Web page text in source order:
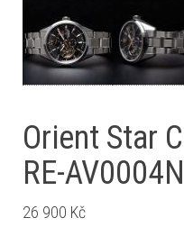
Orient Star
RE-AV0004N
26 900 Kč